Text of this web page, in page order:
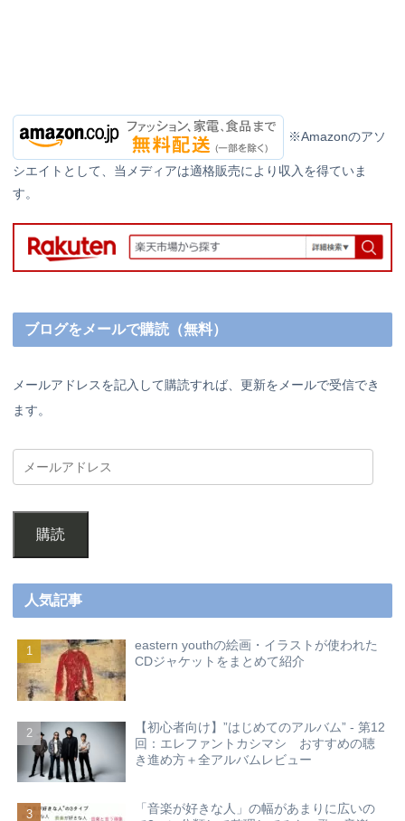
※Amazonのアソ
シエイトとして、当メディアは適格販売により収入を得ていま
す。
ブログをメールで購読（無料）
メールアドレスを記入して購読すれば、更新をメールで受信でき
ます。
購読
人気記事
eastern youthの絵画・イラストが使われた
CDジャケットをまとめて紹介
【初心者向け】”はじめてのアルバム” - 第12
回：エレファントカシマシ おすすめの聴
き進め方＋全アルバムレビュー
「音楽が好きな人」の幅があまりに広いの